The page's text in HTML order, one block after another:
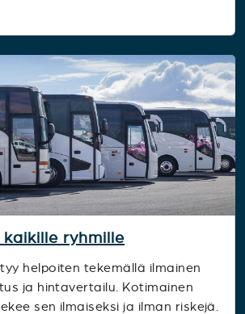
ryhmille
helpoiten tekemällä ilmainen
ja hintavertailu. Kotimainen
sen ilmaiseksi ja ilman riskejä.